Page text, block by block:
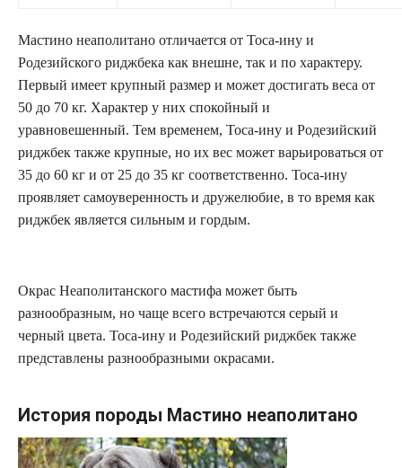
Мастино неаполитано отличается от Тоса-ину и
Родезийского риджбека как внешне, так и по характеру.
Первый имеет крупный размер и может достигать веса от
50 до 70 кг. Характер у них спокойный и
уравновешенный. Тем временем, Тоса-ину и Родезийский
риджбек также крупные, но их вес может варьироваться от
35 до 60 кг и от 25 до 35 кг соответственно. Тоса-ину
проявляет самоуверенность и дружелюбие, в то время как
риджбек является сильным и гордым.
Окрас Неаполитанского мастифа может быть
разнообразным, но чаще всего встречаются серый и
черный цвета. Тоса-ину и Родезийский риджбек также
представлены разнообразными окрасами.
История породы Мастино неаполитано